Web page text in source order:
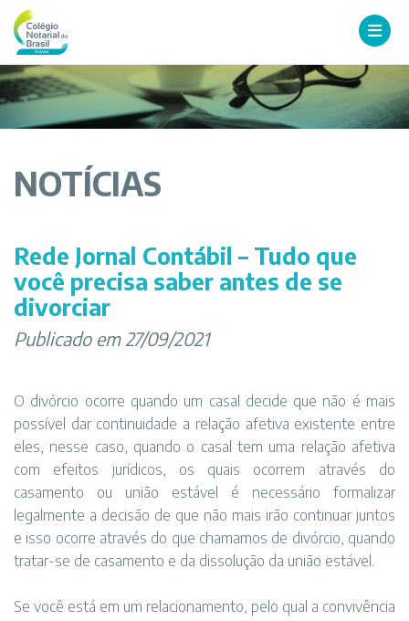
NOTÍCIAS
Rede Jornal Contábil – Tudo que
você precisa saber antes de se
divorciar
Publicado em 27/09/2021
O divórcio ocorre quando um casal decide que não é mais
possível dar continuidade a relação afetiva existente entre
eles, nesse caso, quando o casal tem uma relação afetiva
com efeitos jurídicos, os quais ocorrem através do
casamento ou união estável é necessário formalizar
legalmente a decisão de que não mais irão continuar juntos
e isso ocorre através do que chamamos de divórcio, quando
tratar-se de casamento e da dissolução da união estável.
Se você está em um relacionamento, pelo qual a convivência